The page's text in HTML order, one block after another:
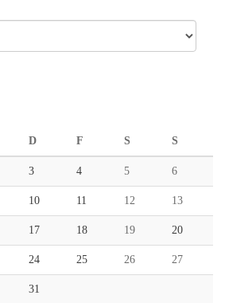
D F S S
3 4 5 6
10 11 12 13
17 18 19 20
24 25 26 27
31